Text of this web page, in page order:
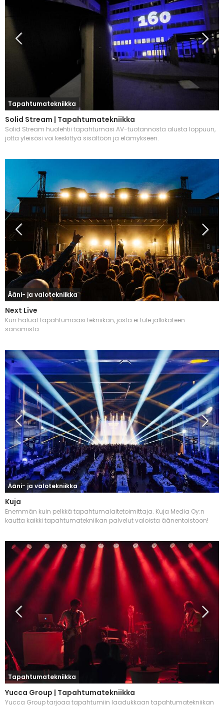
Tapahtumatekniikka
Solid Stream | Tapahtumatekniikka
Solid Stream huolehtii tapahtumasi AV-tuotannosta alusta loppuun,
jotta yleisösi voi keskittyä sisältöön ja elämykseen.
Ääni- ja valotekniikka
Next Live
Kun haluat tapahtumaasi tekniikan, josta ei tule jälkikäteen
sanomista.
Ääni- ja valotekniikka
Kuja
Enemmän kuin pelkkä tapahtumalaitetoimittaja. Kuja Media Oy:n
kautta kaikki tapahtumatekniikan palvelut valoista äänentoistoon!
Tapahtumatekniikka
Yucca Group | Tapahtumatekniikka
Yucca Group tarjoaa tapahtumiin laadukkaan tapahtumatekniikan